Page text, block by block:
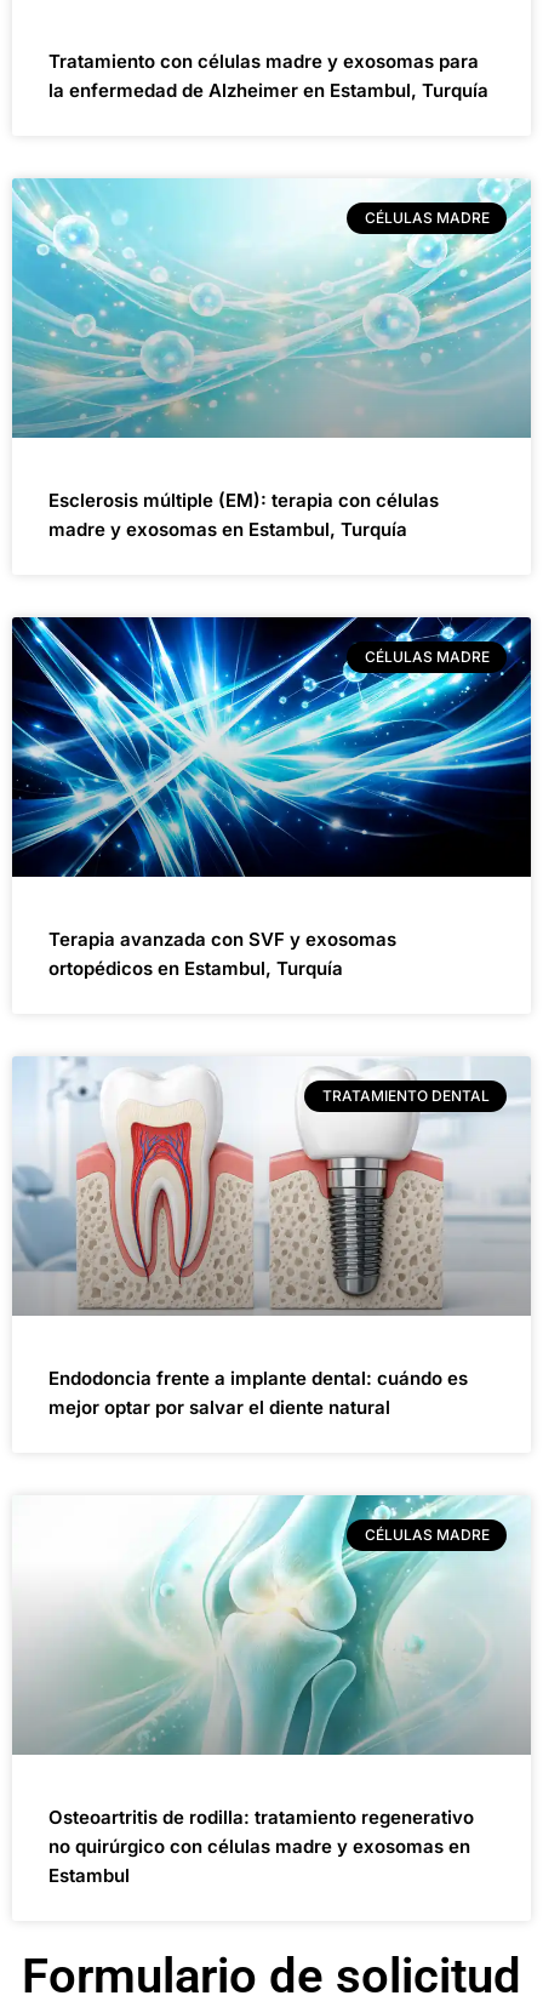
Tratamiento con células madre y exosomas para
la enfermedad de Alzheimer en Estambul, Turquía
CÉLULAS MADRE
Esclerosis múltiple (EM): terapia con células
madre y exosomas en Estambul, Turquía
CÉLULAS MADRE
Terapia avanzada con SVF y exosomas
ortopédicos en Estambul, Turquía
TRATAMIENTO DENTAL
Endodoncia frente a implante dental: cuándo es
mejor optar por salvar el diente natural
CÉLULAS MADRE
Osteoartritis de rodilla: tratamiento regenerativo
no quirúrgico con células madre y exosomas en
Estambul
Formulario de solicitud